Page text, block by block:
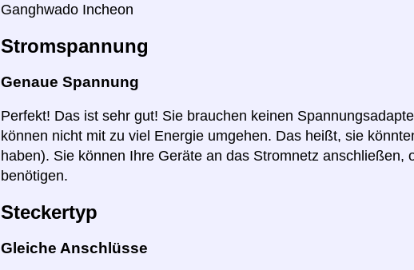
Ganghwado Incheon
Stromspannung
Genaue Spannung
Perfekt! Das ist sehr gut! Sie brauchen keinen
können nicht mit zu viel Energie umgehen. Das heißt, sie
haben). Sie können Ihre Geräte an das Stromnetz anschließen,
benötigen.
Steckertyp
Gleiche Anschlüsse